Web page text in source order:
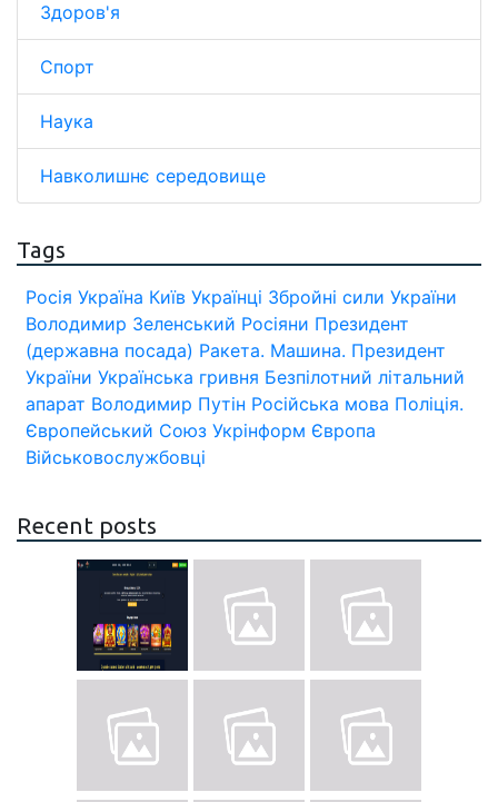
Здоров'я
Спорт
Наука
Навколишнє середовище
Tags
Росія Україна Київ Українці Збройні сили України
Володимир Зеленський Росіяни Президент
(державна посада) Ракета. Машина. Президент
України Українська гривня Безпілотний літальний
апарат Володимир Путін Російська мова Поліція.
Європейський Союз Укрінформ Європа
Військовослужбовці
Recent posts